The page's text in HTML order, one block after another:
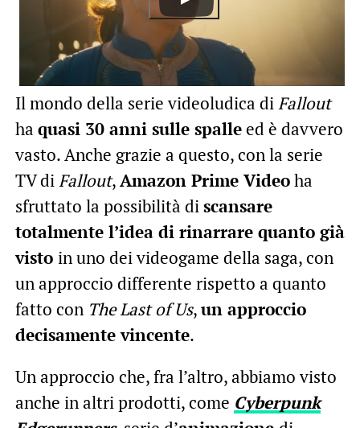
Il mondo della serie videoludica diFallout
ha quasi 30 anni sulle spalleed è davvero
vasto. Anche grazie a questo, con la serie
TV diFallout,Amazon Prime Videoha
sfruttato la possibilità discansare
totalmente l’idea di rinarrare quanto già
visto in uno dei videogame della saga, con
un approccio differente rispetto a quanto
fatto con The Last of Us,un approccio
decisamente vincente.
Un approccio che, fra l’altro, abbiamo visto
anche in altri prodotti, come Cyberpunk